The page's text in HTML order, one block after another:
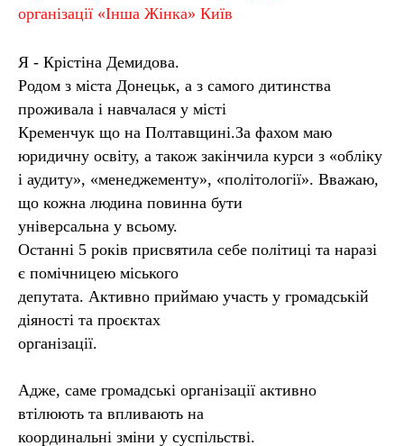
організації «Інша Жінка» Київ
Я - Крістіна Демидова.
Родом з міста Донецьк, а з самого дитинства
проживала і навчалася у місті
Кременчук що на Полтавщині.За фахом маю
юридичну освіту, а також закінчила курси з «обліку
і аудиту», «менеджементу», «політології». Вважаю,
що кожна людина повинна бути
універсальна у всьому.
Останні 5 років присвятила себе політиці та наразі
є помічницею міського
депутата. Активно приймаю участь у громадській
діяності та проєктах
організації.
Адже, саме громадські організації активно
втілюють та впливають на
координальні зміни у суспільстві.